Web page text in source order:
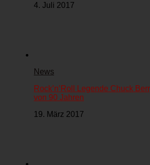
4. Juli 2017
News
Rock’n’Roll Legende Chuck
von 90 Jahren
19. März 2017